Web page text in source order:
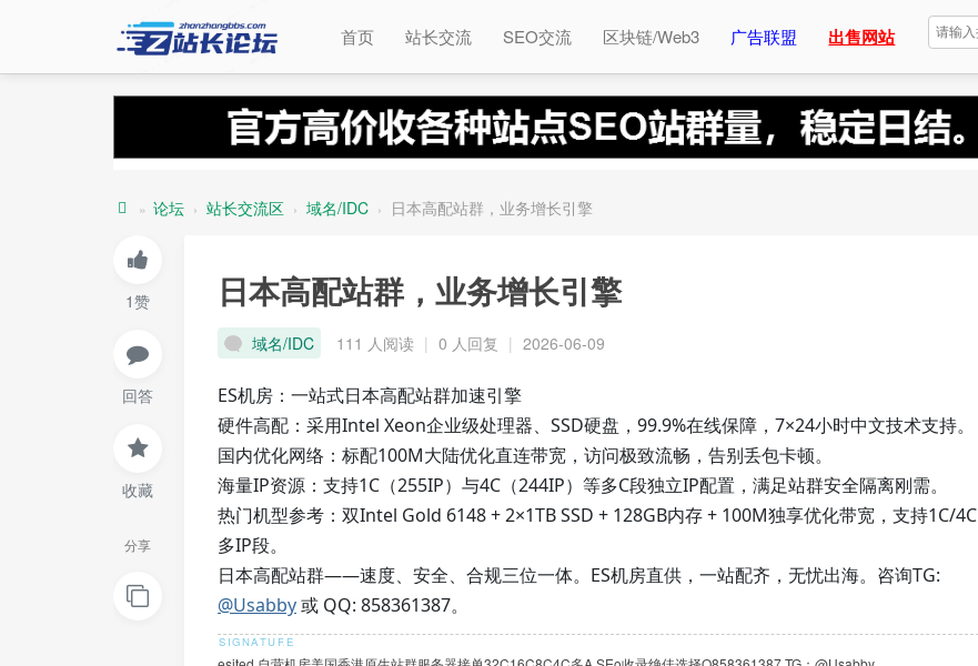
首页 站长交流 SEO交流 区块链/Web3 广告联盟 出售网站
长
论
» 论坛 › 站长交流区 › 域名/IDC › 日本高配站群，业务增长引擎
1赞
回答
收藏
分享
日本高配站群，业务增长引擎
域名/IDC 111 人阅读 | 0 人回复 | 2026-06-09
ES机房：一站式日本高配站群加速引擎
硬件高配：采用Intel Xeon企业级处理器、SSD硬盘，99.9%在线保障，7×24小时中文技术支持。
国内优化网络：标配100M大陆优化直连带宽，访问极致流畅，告别丢包卡顿。
海量IP资源：支持1C（255IP）与4C（244IP）等多C段独立IP配置，满足站群安全隔离刚需。
热门机型参考：双Intel Gold 6148 + 2×1TB SSD + 128GB内存 + 100M独享优化带宽，支持1C/4C
多IP段。
日本高配站群——速度、安全、合规三位一体。ES机房直供，一站配齐，无忧出海。咨询TG:
@Usabby或 QQ: 858361387。